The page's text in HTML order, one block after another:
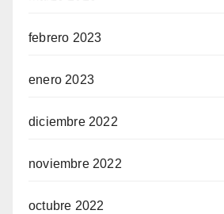
febrero 2023
enero 2023
diciembre 2022
noviembre 2022
octubre 2022